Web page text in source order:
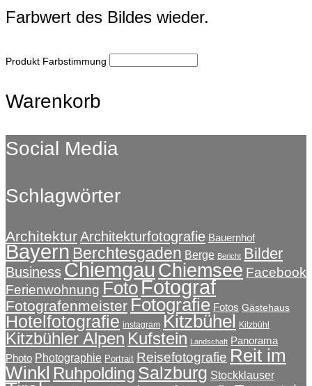
Farbwert des Bildes wieder.
Produkt Farbstimmung
Warenkorb
Social Media
Schlagwörter
ArchitekturArchitekturfotografie Bauernhof
Bayern Berchtesgaden Berge Bericht Bilder
Business Chiemgau Chiemsee Facebook
Ferienwohnung Foto Fotograf
Fotografenmeister Fotografie Fotos Gästehaus
Hotelfotografie instagram Kitzbühel Kitzbühl
Kitzbühler Alpen Kufstein Landschaft Panorama
Photo Photographie Portrait Reisefotografie Reit im
Winkl Ruhpolding Salzburg Stockklauser